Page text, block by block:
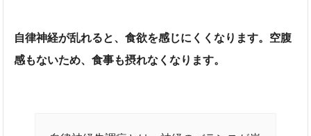
自律神経が乱れると、食欲を感じにくくなります。空腹
感もないため、食事も摂れなくなります。